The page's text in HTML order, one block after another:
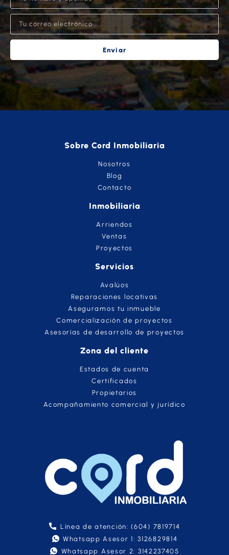
Enviar
Sobre Cord Inmobiliaria
Nosotros
Blog
Contacto
Inmobiliaria
Arriendos
Ventas
Proyectos
Servicios
Avalúos
Reparaciones locativas
Aseguramos tu inmueble
Comercialización de proyectos
Asesorías de desarrollo de proyectos
Zona del cliente
Estados de cuenta
Certificados
Propietarios
Acompañamiento comercial y jurídico
Línea de atención: (604) 7819714
Whatsapp Asesor 1: 3126829814
Whatsapp Asesor 2: 3142237405